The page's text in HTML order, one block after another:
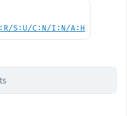
S:U/C:N/I:N/A:H